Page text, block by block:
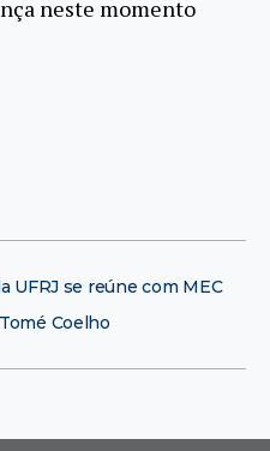
neste momento
UFRJ se reúne com MEC
Coelho